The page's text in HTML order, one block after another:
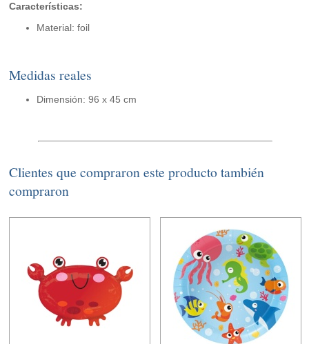
Características:
Material: foil
Medidas reales
Dimensión: 96 x 45 cm
Clientes que compraron este producto también
compraron